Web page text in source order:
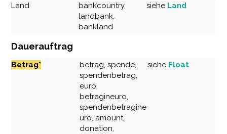
Land
bankcountry,
landbank,
bankland
siehe Land
Dauerauftrag
Betrag*
betrag, spende,
spendenbetrag,
euro,
betragineuro,
spendenbetragine
uro, amount,
donation,
siehe Float